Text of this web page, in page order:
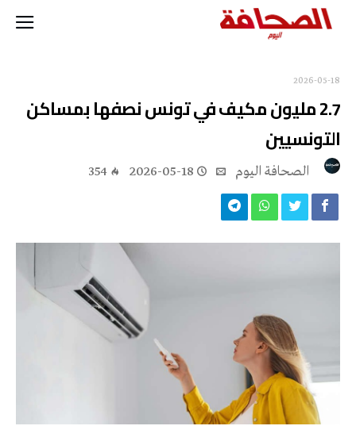
2026-05-18
2.7 مليون مكيف في تونس نصفها بمساكن
التونسيين
2026-05-18
354